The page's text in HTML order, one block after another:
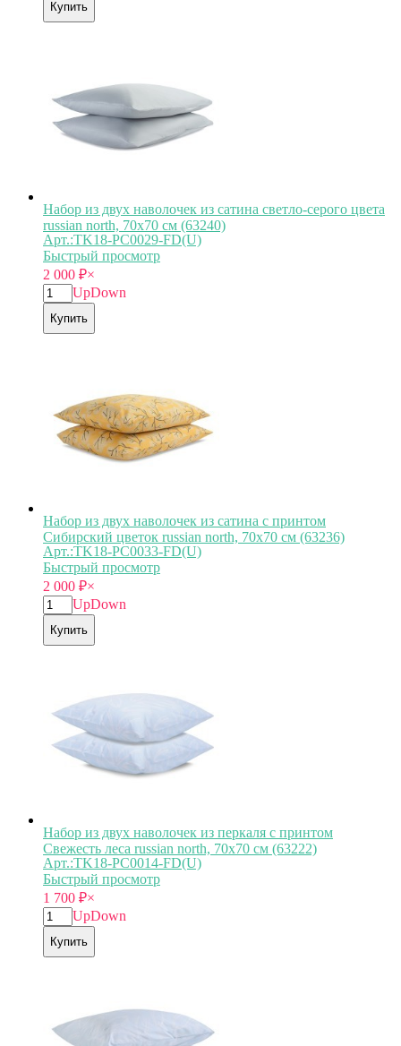
Купить
Набор из двух наволочек из сатина светло-серого цвета
russian north, 70х70 см (63240)
Арт.:TK18-PС0029-FD(U)
Быстрый просмотр
2 000 ₽×
UpDown
Купить
Набор из двух наволочек из сатина с принтом
Сибирский цветок russian north, 70х70 см (63236)
Арт.:TK18-PС0033-FD(U)
Быстрый просмотр
2 000 ₽×
UpDown
Купить
Набор из двух наволочек из перкаля с принтом
Свежесть леса russian north, 70х70 см (63222)
Арт.:TK18-PС0014-FD(U)
Быстрый просмотр
1 700 ₽×
UpDown
Купить